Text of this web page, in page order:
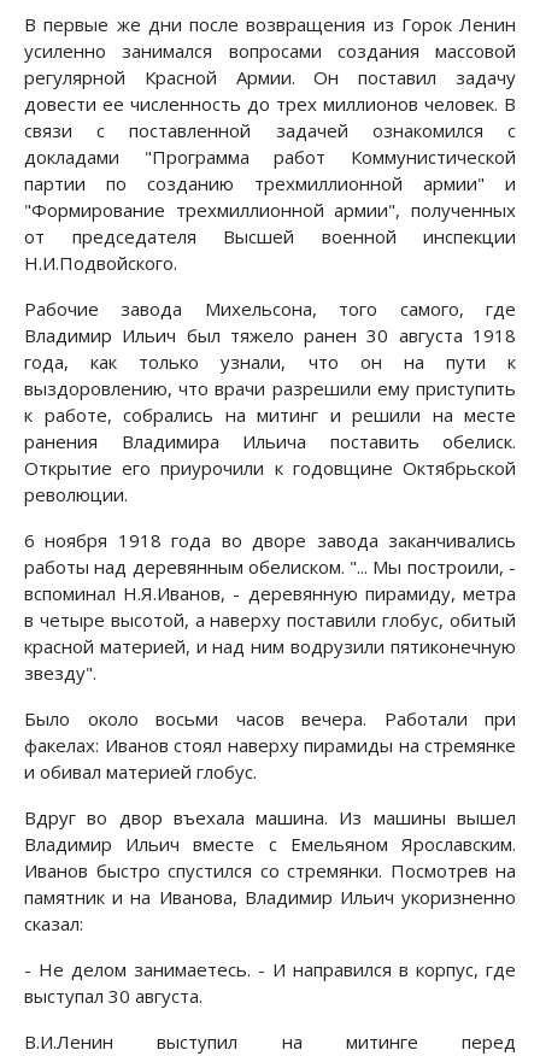
В первые же дни после возвращения из Горок Ленин
усиленно занимался вопросами создания массовой
регулярной Красной Армии. Он поставил задачу
довести ее численность до трех миллионов человек. В
связи с поставленной задачей ознакомился с
докладами "Программа работ Коммунистической
партии по созданию трехмиллионной армии" и
"Формирование трехмиллионной армии", полученных
от председателя Высшей военной инспекции
Н.И.Подвойского.
Рабочие завода Михельсона, того самого, где
Владимир Ильич был тяжело ранен 30 августа 1918
года, как только узнали, что он на пути к
выздоровлению, что врачи разрешили ему приступить
к работе, собрались на митинг и решили на месте
ранения Владимира Ильича поставить обелиск.
Открытие его приурочили к годовщине Октябрьской
революции.
6 ноября 1918 года во дворе завода заканчивались
работы над деревянным обелиском. "... Мы построили, -
вспоминал Н.Я.Иванов, - деревянную пирамиду, метра
в четыре высотой, а наверху поставили глобус, обитый
красной материей, и над ним водрузили пятиконечную
звезду".
Было около восьми часов вечера. Работали при
факелах: Иванов стоял наверху пирамиды на стремянке
и обивал материей глобус.
Вдруг во двор въехала машина. Из машины вышел
Владимир Ильич вместе с Емельяном Ярославским.
Иванов быстро спустился со стремянки. Посмотрев на
памятник и на Иванова, Владимир Ильич укоризненно
сказал:
- Не делом занимаетесь. - И направился в корпус, где
выступал 30 августа.
В.И.Ленин выступил на митинге перед